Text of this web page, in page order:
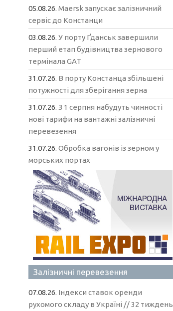
05.08.26.Maersk запускає залізничний
сервіс до Констанци
03.08.26.У порту Ґданськ завершили
перший етап будівництва зернового
термінала GAT
31.07.26. В порту Констанца збільшені
потужності для зберігання зерна
31.07.26.З 1 серпня набудуть чинності
нові тарифи на вантажні залізничні
перевезення
31.07.26.Обробка вагонів із зерном у
морських портах
Залізничні перевезення
07.08.26. Індекси ставок оренди
рухомого складу в Україні // 32 тиждень